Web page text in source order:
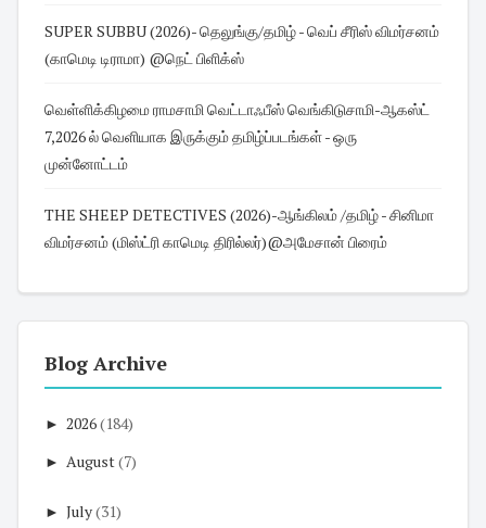
SUPER SUBBU (2026)- தெலுங்கு/தமிழ் - வெப் சீரிஸ் விமர்சனம்
(காமெடி டிராமா) @நெட் பிளிக்ஸ்
வெள்ளிக்கிழமை ராமசாமி வெட்டாஃபீஸ் வெங்கிடுசாமி-ஆகஸ்ட்
7,2026 ல் வெளியாக இருக்கும் தமிழ்ப்படங்கள் - ஒரு
முன்னோட்டம்
THE SHEEP DETECTIVES (2026)-ஆங்கிலம் /தமிழ் - சினிமா
விமர்சனம் (மிஸ்ட்ரி காமெடி திரில்லர்)@அமேசான் பிரைம்
Blog Archive
► 2026(184)
► August(7)
► July(31)